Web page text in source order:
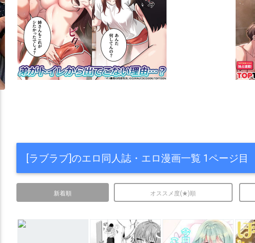
[ラブラブ]のエロ同人誌・エロ漫画一覧 1ページ目
新着順 オススメ度(★)順